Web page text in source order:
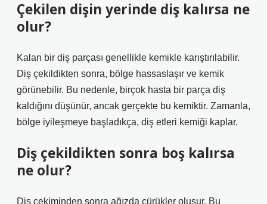
Çekilen dişin yerinde diş kalırsa ne
olur?
Kalan bir diş parçası genellikle kemikle karıştırılabilir.
Diş çekildikten sonra, bölge hassaslaşır ve kemik
görünebilir. Bu nedenle, birçok hasta bir parça diş
kaldığını düşünür, ancak gerçekte bu kemiktir. Zamanla,
bölge iyileşmeye başladıkça, diş etleri kemiği kaplar.
Diş çekildikten sonra boş kalırsa
ne olur?
Diş çekiminden sonra ağızda çürükler oluşur. Bu